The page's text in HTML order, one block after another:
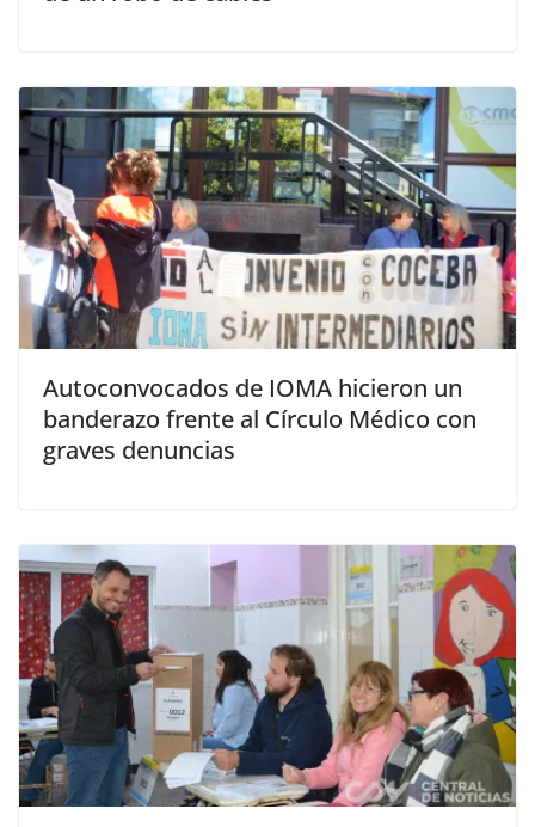
Autoconvocados de IOMA hicieron un
banderazo frente al Círculo Médico con
graves denuncias